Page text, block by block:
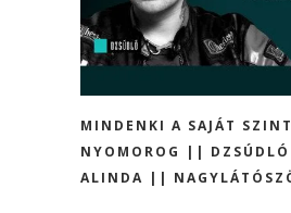
MINDENKI A SAJÁT
NYOMOROG || DZSÚDLÓ
ALINDA ||